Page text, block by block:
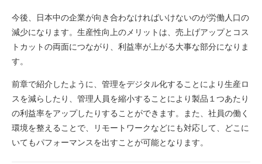
今後、日本中の企業が向き合わなければいけないのが労働人口の
減少になります。生産性向上のメリットは、売上げアップとコス
トカットの両面につながり、利益率が上がる大事な部分になりま
す。
前章で紹介したように、管理をデジタル化することにより生産ロ
スを減らしたり、管理人員を縮小することにより製品１つあたり
の利益率をアップしたりすることができます。また、社員の働く
環境を整えることで、リモートワークなどにも対応して、どこに
いてもパフォーマンスを出すことが可能となります。